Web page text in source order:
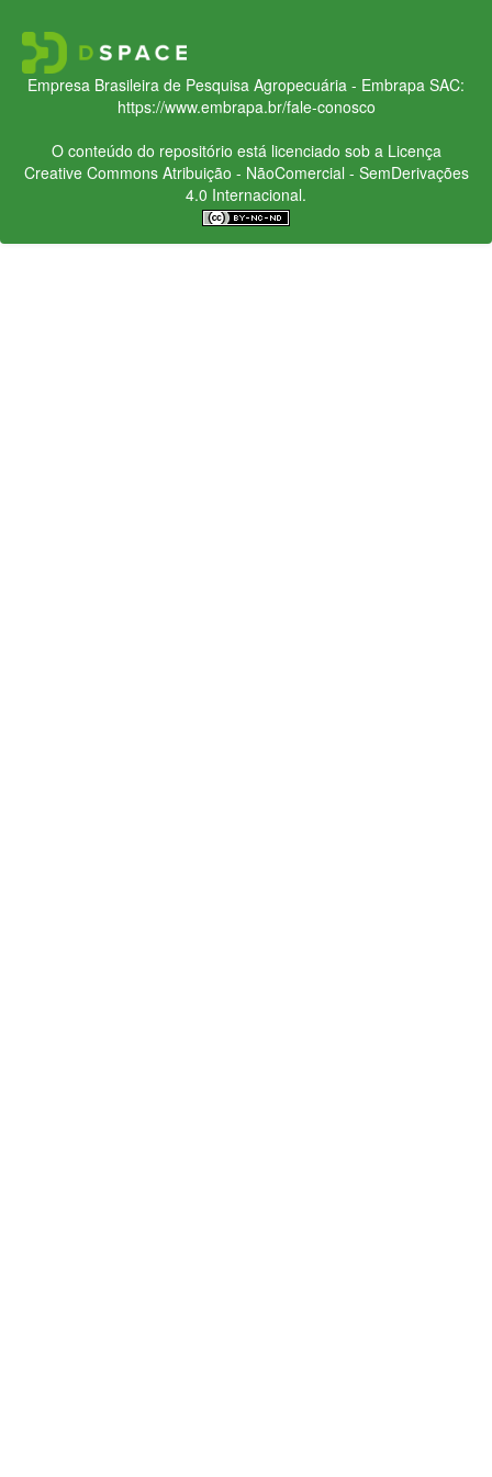
Empresa Brasileira de Pesquisa Agropecuária - Embrapa SAC:
https://www.embrapa.br/fale-conosco
O conteúdo do repositório está licenciado sob a Licença
Creative CommonsAtribuição - NãoComercial - SemDerivações
4.0 Internacional.